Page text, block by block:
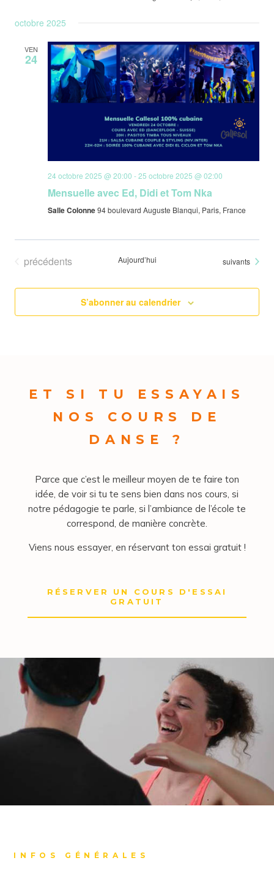
octobre 2025
VEN
24
24 octobre 2025 @ 20:00 -25 octobre 2025 @ 02:00
Mensuelle avec Ed, Didi et Tom Nka
Salle Colonne94 boulevard Auguste Blanqui, Paris, France
Évènements
précédents Aujourd’hui Évènements
suivants
S’abonner au calendrier
ET SI TU ESSAYAIS
NOS COURS DE
DANSE ?
Parce que c’est le meilleur moyen de te faire ton
idée, de voir si tu te sens bien dans nos cours, si
notre pédagogie te parle, si l’ambiance de l’école te
correspond, de manière concrète.
Viens nous essayer, en réservant ton essai gratuit !
RÉSERVER UN COURS D'ESSAI
GRATUIT
INFOS GÉNÉRALES